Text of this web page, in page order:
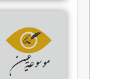
العوام بن عقبة